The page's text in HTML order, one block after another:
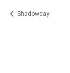
Shadowday